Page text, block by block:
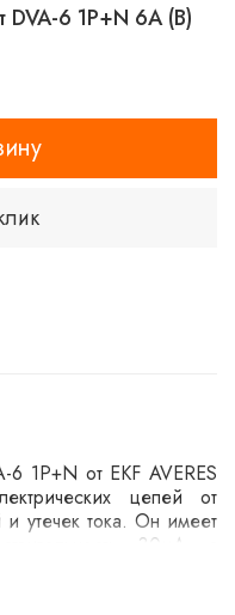
6 1P+N 6А (B)
1P+N от EKF AVERES
цепей от
и утечек тока. Он имеет
30мА с
Автомат рассчитан на